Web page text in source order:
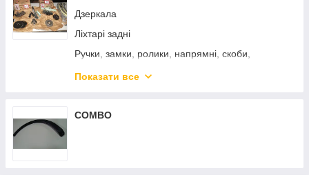
Дзеркала
Ліхтарі задні
Ручки, замки, ролики, напрямні, скоби,
Показати все
COMBO